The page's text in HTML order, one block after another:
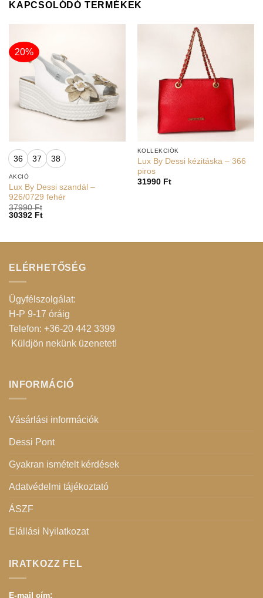
KAPCSOLÓDÓ TERMÉKEK
20%
36 37 38
AKCIÓ
Lux By Dessi szandál –
926/0729 fehér
37990Ft
30392 Ft
KOLLEKCIÓK
Lux By Dessi kézitáska – 366
piros
31990 Ft
ELÉRHETŐSÉG
Ügyfélszolgálat:
H-P 9-17 óráig
Telefon: +36-20 442 3399
Küldjön nekünk üzenetet!
INFORMÁCIÓ
Vásárlási információk
Dessi Pont
Gyakran ismételt kérdések
Adatvédelmi tájékoztató
ÁSZF
Elállási Nyilatkozat
IRATKOZZ FEL
E-mail cím: